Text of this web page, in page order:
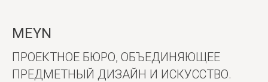
MEYN
ПРОЕКТНОЕ БЮРО, ОБЪЕДИНЯЮЩЕЕ
ПРЕДМЕТНЫЙ ДИЗАЙН И ИСКУССТВО.